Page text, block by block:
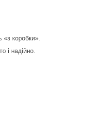
«з коробки».
і надійно.